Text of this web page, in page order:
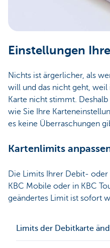
Einstellungen
Nichts ist ärgerlicher, als
will und das nicht geht,
Karte nicht stimmt.
wie Sie Ihre
es keine Überraschungen
Kartenlimits
Die Limits Ihrer Debit-
KBC Mobile oder in KBC
geändertes Limit ist sofort
Limits der Debitkarte